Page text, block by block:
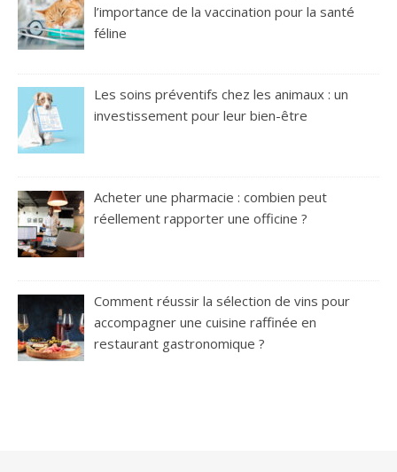
l’importance de la vaccination pour la santé
féline
Les soins préventifs chez les animaux : un
investissement pour leur bien-être
Acheter une pharmacie : combien peut
réellement rapporter une officine ?
Comment réussir la sélection de vins pour
accompagner une cuisine raffinée en
restaurant gastronomique ?